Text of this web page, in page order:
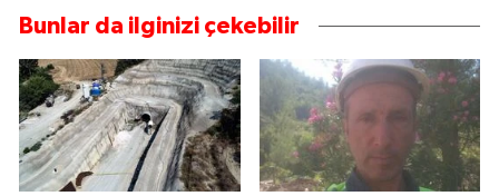
Bunlar da ilginizi çekebilir